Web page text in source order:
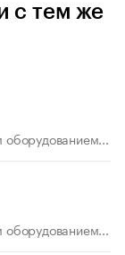
с тем же
оборудованием...
оборудованием...